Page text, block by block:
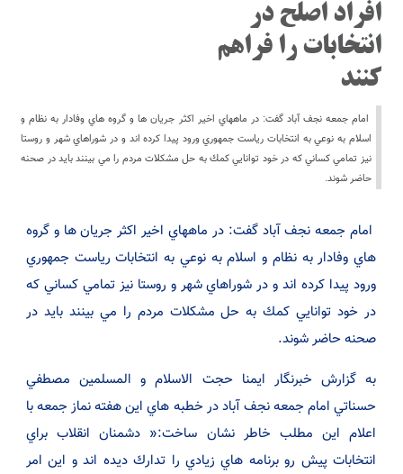
افراد اصلح در
انتخابات را فراهم
كنند
امام جمعه نجف آباد گفت: در ماههاي اخير اكثر جريان ها و گروه هاي وفادار به نظام و
اسلام به نوعي به انتخابات رياست جمهوري ورود پيدا كرده اند و در شوراهاي شهر و روستا
نيز تمامي كساني كه در خود توانايي كمك به حل مشكلات مردم را مي بينند بايد در صحنه
حاضر شوند.
امام جمعه نجف آباد گفت: در ماههاي اخير اكثر جريان ها و گروه
هاي وفادار به نظام و اسلام به نوعي به انتخابات رياست جمهوري
ورود پيدا كرده اند و در شوراهاي شهر و روستا نيز تمامي كساني كه
در خود توانايي كمك به حل مشكلات مردم را مي بينند بايد در
صحنه حاضر شوند.
به گزارش خبرنگار ايمنا حجت الاسلام و المسلمين مصطفي
حسناتي امام جمعه نجف آباد در خطبه هاي اين هفته نماز جمعه با
اعلام اين مطلب خاطر نشان ساخت:« دشمنان انقلاب براي
انتخابات پيش رو برنامه هاي زيادي را تدارك ديده اند و اين امر